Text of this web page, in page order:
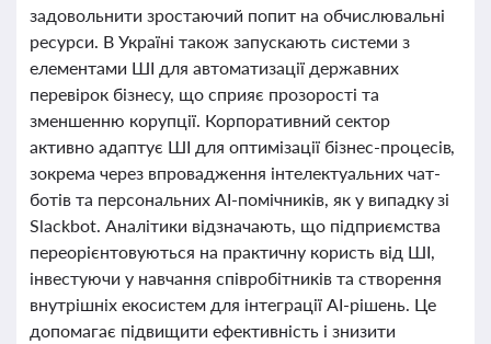
задовольнити зростаючий попит на обчислювальні
ресурси. В Україні також запускають системи з
елементами ШІ для автоматизації державних
перевірок бізнесу, що сприяє прозорості та
зменшенню корупції. Корпоративний сектор
активно адаптує ШІ для оптимізації бізнес-процесів,
зокрема через впровадження інтелектуальних чат-
ботів та персональних AI-помічників, як у випадку зі
Slackbot. Аналітики відзначають, що підприємства
переорієнтовуються на практичну користь від ШІ,
інвестуючи у навчання співробітників та створення
внутрішніх екосистем для інтеграції AI-рішень. Це
допомагає підвищити ефективність і знизити